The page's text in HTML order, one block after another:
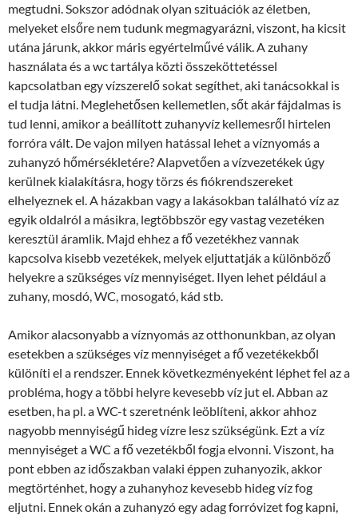
megtudni. Sokszor adódnak olyan szituációk az életben,
melyeket elsőre nem tudunk megmagyarázni, viszont, ha kicsit
utána járunk, akkor máris egyértelművé válik. A zuhany
használata és a wc tartálya közti összeköttetéssel
kapcsolatban egy vízszerelő sokat segíthet, aki tanácsokkal is
el tudja látni. Meglehetősen kellemetlen, sőt akár fájdalmas is
tud lenni, amikor a beállított zuhanyvíz kellemesről hirtelen
forróra vált. De vajon milyen hatással lehet a víznyomás a
zuhanyzó hőmérsékletére? Alapvetően a vízvezetékek úgy
kerülnek kialakításra, hogy törzs és fiókrendszereket
elhelyeznek el. A házakban vagy a lakásokban található víz az
egyik oldalról a másikra, legtöbbször egy vastag vezetéken
keresztül áramlik. Majd ehhez a fő vezetékhez vannak
kapcsolva kisebb vezetékek, melyek eljuttatják a különböző
helyekre a szükséges víz mennyiséget. Ilyen lehet például a
zuhany, mosdó, WC, mosogató, kád stb.
Amikor alacsonyabb a víznyomás az otthonunkban, az olyan
esetekben a szükséges víz mennyiséget a fő vezetékekből
különíti el a rendszer. Ennek következményeként léphet fel az a
probléma, hogy a többi helyre kevesebb víz jut el. Abban az
esetben, ha pl. a WC-t szeretnénk leöblíteni, akkor ahhoz
nagyobb mennyiségű hideg vízre lesz szükségünk. Ezt a víz
mennyiséget a WC a fő vezetékből fogja elvonni. Viszont, ha
pont ebben az időszakban valaki éppen zuhanyozik, akkor
megtörténhet, hogy a zuhanyhoz kevesebb hideg víz fog
eljutni. Ennek okán a zuhanyzó egy adag forróvizet fog kapni,